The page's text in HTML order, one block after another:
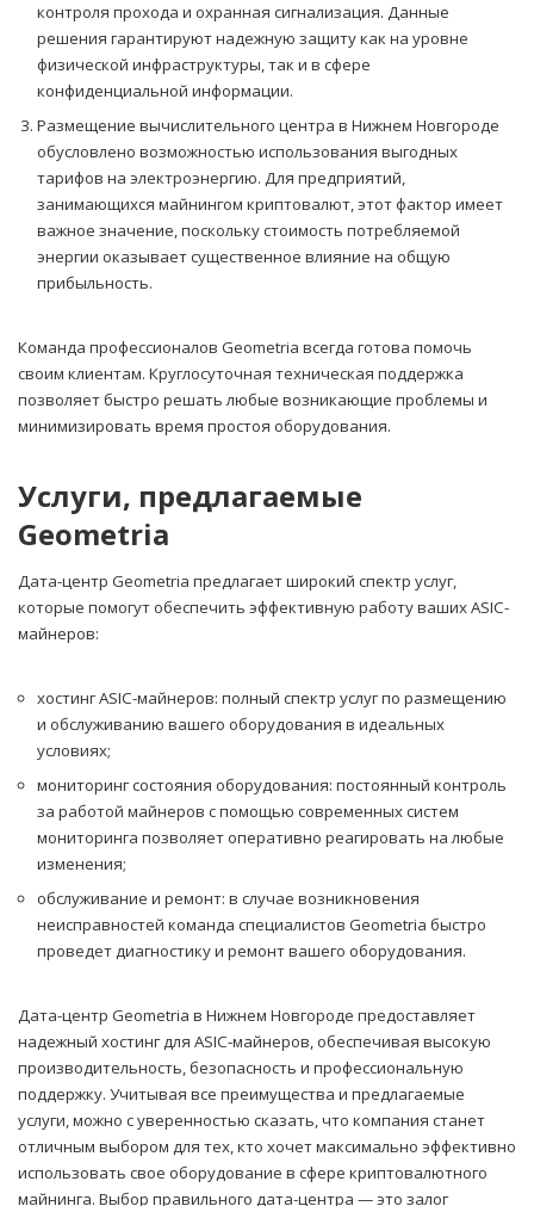
контроля прохода и охранная сигнализация. Данные
решения гарантируют надежную защиту как на уровне
физической инфраструктуры, так и в сфере
конфиденциальной информации.
Размещение вычислительного центра в Нижнем Новгороде
обусловлено возможностью использования выгодных
тарифов на электроэнергию. Для предприятий,
занимающихся майнингом криптовалют, этот фактор имеет
важное значение, поскольку стоимость потребляемой
энергии оказывает существенное влияние на общую
прибыльность.
Команда профессионалов Geometria всегда готова помочь
своим клиентам. Круглосуточная техническая поддержка
позволяет быстро решать любые возникающие проблемы и
минимизировать время простоя оборудования.
Услуги, предлагаемые
Geometria
Дата-центр Geometria предлагает широкий спектр услуг,
которые помогут обеспечить эффективную работу ваших ASIC-
майнеров:
хостинг ASIC-майнеров: полный спектр услуг по размещению
и обслуживанию вашего оборудования в идеальных
условиях;
мониторинг состояния оборудования: постоянный контроль
за работой майнеров с помощью современных систем
мониторинга позволяет оперативно реагировать на любые
изменения;
обслуживание и ремонт: в случае возникновения
неисправностей команда специалистов Geometria быстро
проведет диагностику и ремонт вашего оборудования.
Дата-центр Geometria в Нижнем Новгороде предоставляет
надежный хостинг для ASIC-майнеров, обеспечивая высокую
производительность, безопасность и профессиональную
поддержку. Учитывая все преимущества и предлагаемые
услуги, можно с уверенностью сказать, что компания станет
отличным выбором для тех, кто хочет максимально эффективно
использовать свое оборудование в сфере криптовалютного
майнинга. Выбор правильного дата-центра — это залог